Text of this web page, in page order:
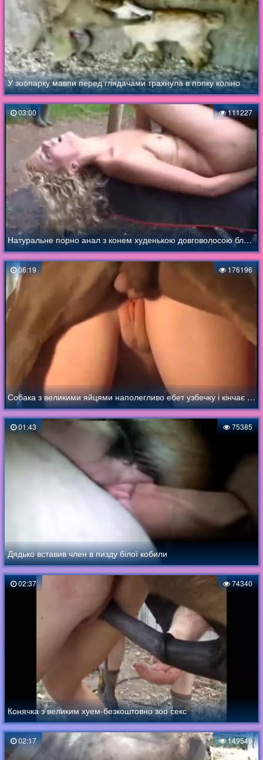
У зоопарку мавпи перед глядачами трахнула в попку коліно
03:00 111227
Натуральне порно анал з конем худенькою довговолосою блониднки
06:19 176196
Собака з великими яйцями наполегливо ебет узбечку і кінчає струминно на її голений лобой
01:43 75385
Дядько вставив член в пизду білої кобили
02:37 74340
Конячка з великим хуем-безкоштовно зоо секс
02:17 149549